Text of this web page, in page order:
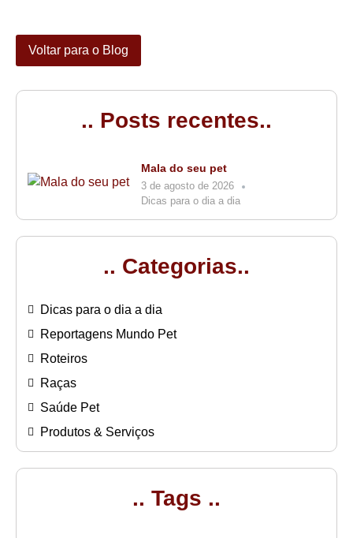
Voltar para o Blog
.. Posts recentes..
Mala do seu pet
3 de agosto de 2026
Dicas para o dia a dia
.. Categorias..
Dicas para o dia a dia
Reportagens Mundo Pet
Roteiros
Raças
Saúde Pet
Produtos & Serviços
.. Tags ..